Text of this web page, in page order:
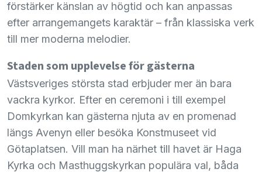
förstärker känslan av högtid och kan anpassas
efter arrangemangets karaktär – från klassiska verk
till mer moderna melodier.
Staden som upplevelse för gästerna
Västsveriges största stad erbjuder mer än bara
vackra kyrkor. Efter en ceremoni i till exempel
Domkyrkan kan gästerna njuta av en promenad
längs Avenyn eller besöka Konstmuseet vid
Götaplatsen. Vill man ha närhet till havet är Haga
Kyrka och Masthuggskyrkan populära val, båda